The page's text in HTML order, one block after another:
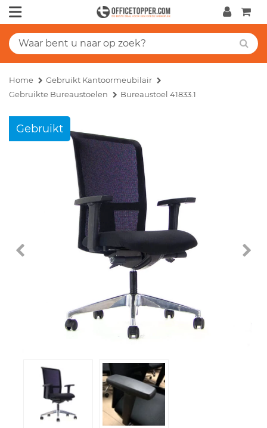
Home
Gebruikt Kantoormeubilair
Gebruikte Bureaustoelen
Bureaustoel 41833.1
Gebruikt